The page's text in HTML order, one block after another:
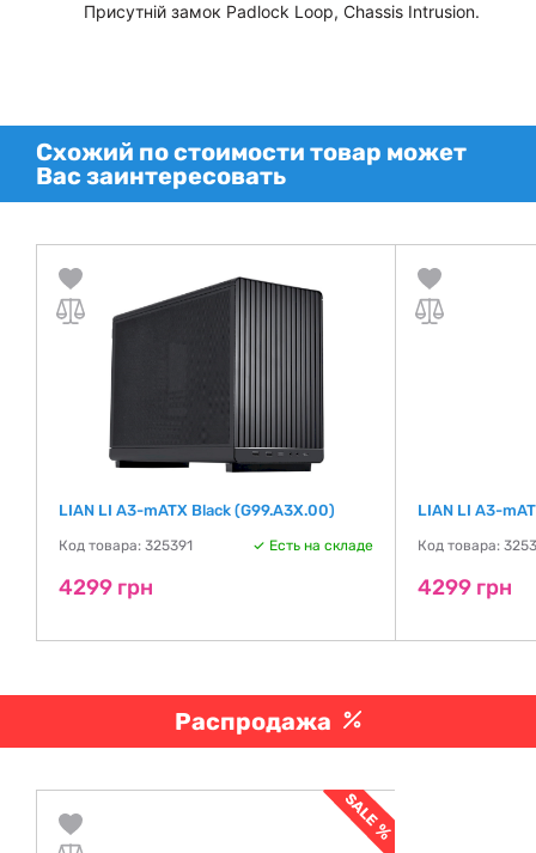
Присутній замок Padlock Loop, Chassis Intrusion.
Схожий по стоимости товар может
Вас заинтересовать
LIAN LI A3-mATX Black (G99.A3X.00)
Код товара: 325391 Есть на складе
4299 грн
LIAN LI A3-
Код товара:
4299 грн
Распродажа